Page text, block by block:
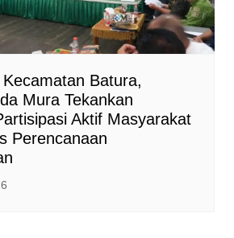
Batura,
Mura Tekankan
Aktif Masyarakat
Perencanaan